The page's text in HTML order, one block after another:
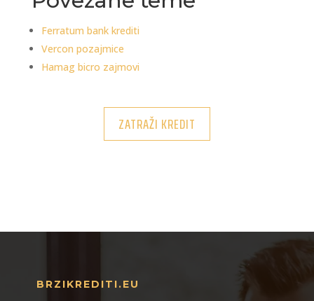
Ferratum bank krediti
Vercon pozajmice
Hamag bicro zajmovi
ZATRAŽI KREDIT
BRZIKREDITI.EU